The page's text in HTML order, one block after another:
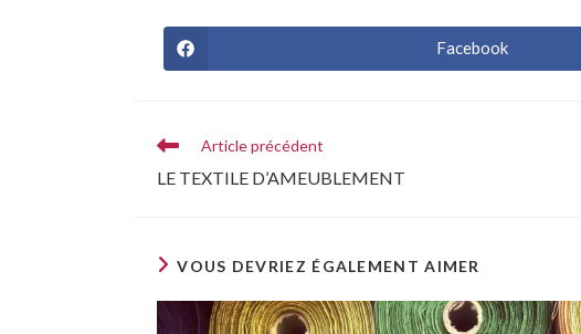
Facebook
Article précédent
LE TEXTILE D’AMEUBLEMENT
VOUS DEVRIEZ ÉGALEMENT AIMER